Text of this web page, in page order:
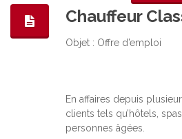
Chauffeur
Objet : Offre d’emploi
En affaires depuis
clients tels qu’hôtels,
personnes âgées.